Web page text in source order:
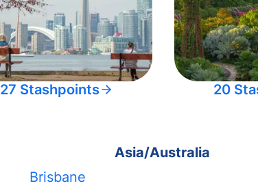
27 Stashpoints 20
Asia/Australia
Brisbane